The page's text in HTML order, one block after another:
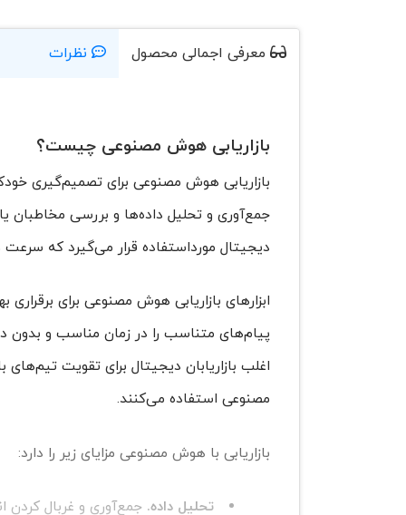
معرفی اجمالی محصول نظرات
بازاریابی هوش مصنوعی چیست؟
جمع‌آوری و تحلیل داده‌ها و بررسی مخاطبان
دیجیتال مورداستفاده قرار می‌گیرد که
ابزارهای بازاریابی هوش مصنوعی برای
پیام‌های متناسب را در زمان مناسب و بدون
اغلب بازاریابان دیجیتال برای تقویت تیم‌های
مصنوعی استفاده می‌کنند.
بازاریابی با هوش مصنوعی مزایای زیر را دارد:
تحلیل داده‌. جمع‌آوری و غربال کردن